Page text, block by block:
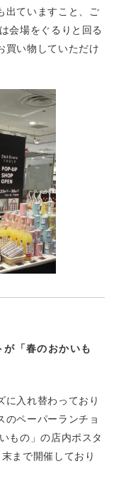
出ていますこと、ご
会場をぐるりと回る
買い物していただけ
が「春のおかいも
に入れ替わっており
のペーパーランチョ
もの」の店内ポスタ
まで開催しており